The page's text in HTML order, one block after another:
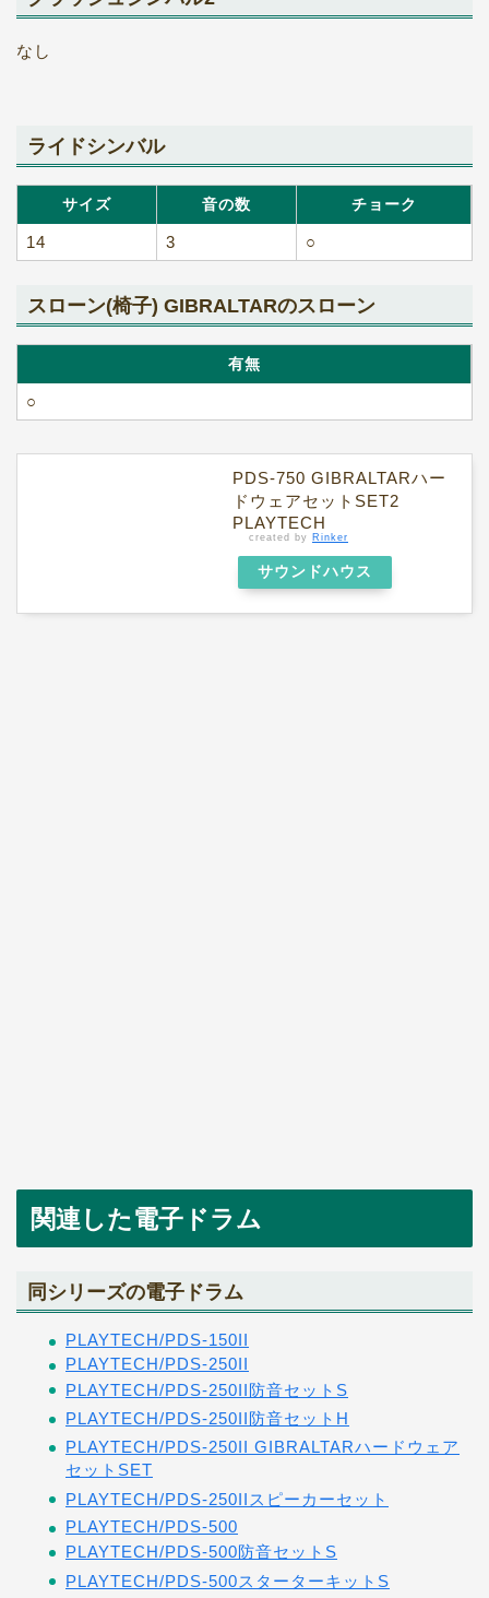
なし
ライドシンバル
サイズ 音の数 チョーク
14 3 ○
スローン(椅子) GIBRALTARのスローン
有無
○
PDS-750 GIBRALTARハー
ドウェアセットSET2
PLAYTECH
created by Rinker
サウンドハウス
関連した電子ドラム
同シリーズの電子ドラム
PLAYTECH/PDS-150II
PLAYTECH/PDS-250II
PLAYTECH/PDS-250II防音セットS
PLAYTECH/PDS-250II防音セットH
PLAYTECH/PDS-250II GIBRALTARハードウェア
セットSET
PLAYTECH/PDS-250IIスピーカーセット
PLAYTECH/PDS-500
PLAYTECH/PDS-500防音セットS
PLAYTECH/PDS-500スターターキットS